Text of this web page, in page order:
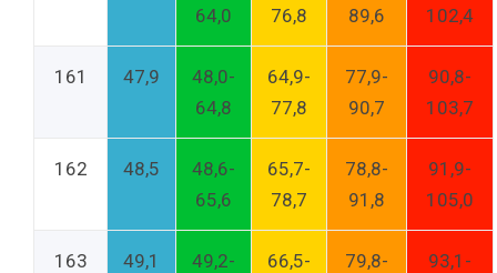
64,0
76,8
89,6
102,4
161 47,9
48,0-
64,8
64,9-
77,8
77,9-
90,7
90,8-
103,7
162 48,5
48,6-
65,6
65,7-
78,7
78,8-
91,8
91,9-
105,0
163 49,1
49,2-
66,5-
79,8-
93,1-